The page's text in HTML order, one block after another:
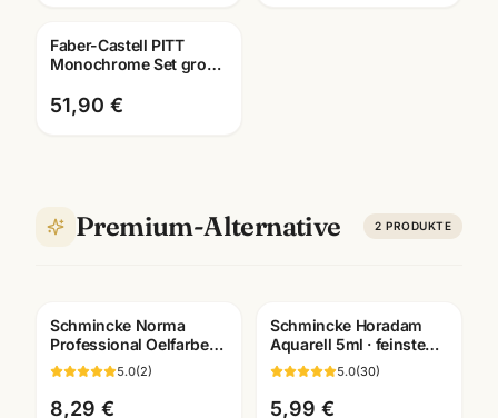
Faber-Castell PITT
Monochrome Set gross
Künstlerbedarf
51,90 €
Premium-Alternative 2 PRODUKTE
Schmincke Norma
Professional Oelfarbe
35ml · alle Farben ·
Künstlerbedarf
Mannheim
5.0(2)
8,29 €
Schmincke Horadam
Aquarell 5ml · feinste
Künstlerfarben · alle
Farben Mannheim
5.0(30)
5,99 €